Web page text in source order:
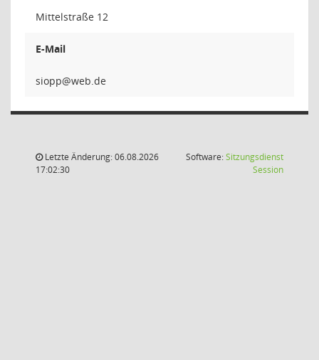
Mittelstraße 12
E-Mail
pp
Letzte Änderung: 06.08.2026
17:02:30
Software:Sitzungsdienst
Session(Wird in